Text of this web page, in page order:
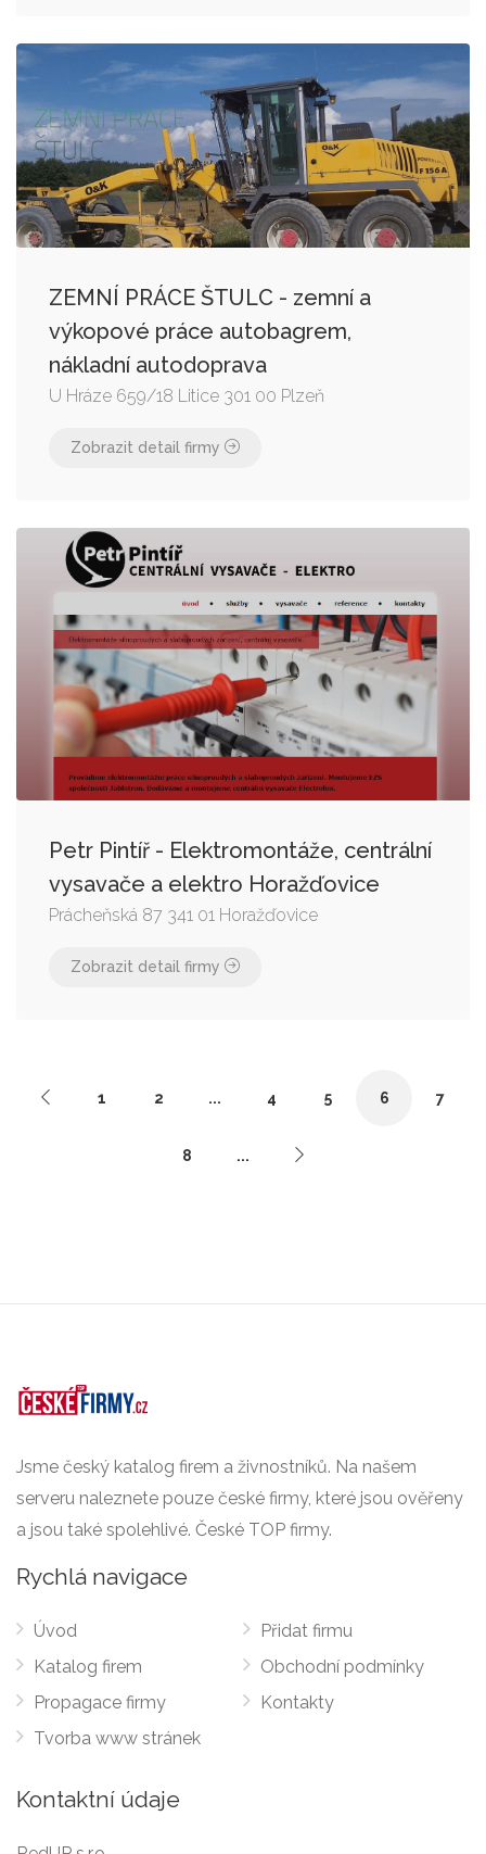
ZEMNÍ PRÁCE ŠTULC - zemní a
výkopové práce autobagrem,
nákladní autodoprava
U Hráze 659/18 Litice 301 00 Plzeň
Zobrazit detail firmy
Petr Pintíř - Elektromontáže, centrální
vysavače a elektro Horažďovice
Prácheňská 87 341 01 Horažďovice
Zobrazit detail firmy
1 2 ... 4 5 6 7
8 ...
Jsme český katalog firem a živnostníků. Na našem
serveru naleznete pouze české firmy, které jsou ověřeny
a jsou také spolehlivé. České TOP firmy.
Rychlá navigace
Úvod
Katalog firem
Propagace firmy
Tvorba www stránek
Přidat firmu
Obchodní podmínky
Kontakty
Kontaktní údaje